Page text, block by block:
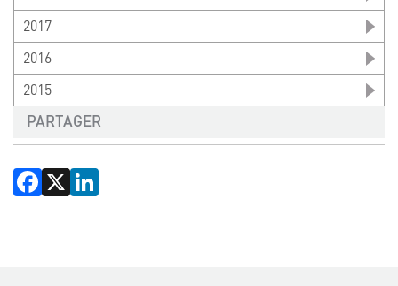
2017
2016
2015
PARTAGER
Facebook
X